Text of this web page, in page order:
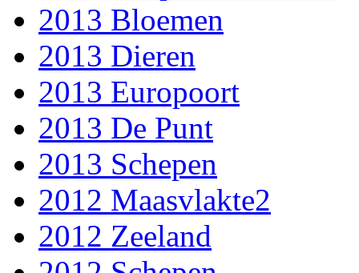
2013 Bloemen
2013 Dieren
2013 Europoort
2013 De Punt
2013 Schepen
2012 Maasvlakte2
2012 Zeeland